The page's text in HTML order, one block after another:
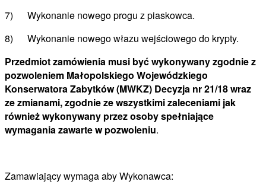
7) Wykonanie nowego progu z piaskowca.
8) Wykonanie nowego włazu wejściowego do krypty.
Przedmiot zamówienia musi być wykonywany zgodnie z
pozwoleniem Małopolskiego Wojewódzkiego
Konserwatora Zabytków (MWKZ) Decyzja nr 21/18 wraz
ze zmianami, zgodnie ze wszystkimi zaleceniami jak
również wykonywany przez osoby spełniające
wymagania zawarte w pozwoleniu.
Zamawiający wymaga aby Wykonawca: